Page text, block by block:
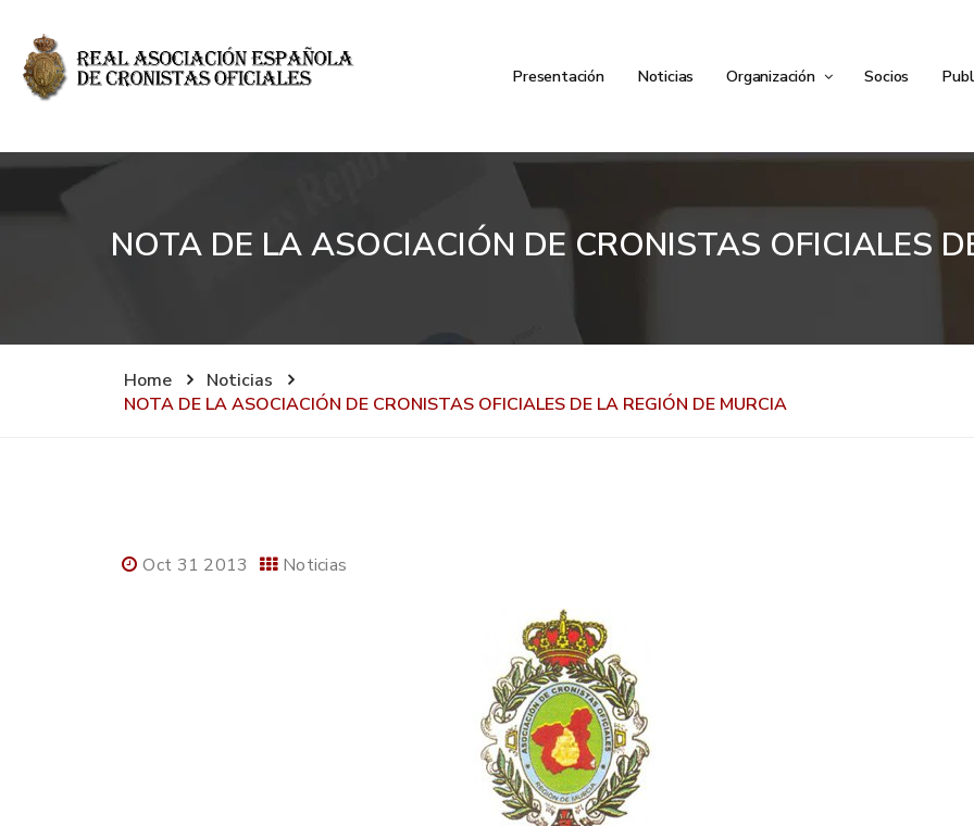
Presentación Noticias Organización Socios
NOTA DE LA ASOCIACIÓN DE CRONISTAS OFICIALES
Home
Noticias
NOTA DE LA ASOCIACIÓN DE CRONISTAS OFICIALES DE LA REGIÓN DE MURCIA
Oct 31 2013 Noticias